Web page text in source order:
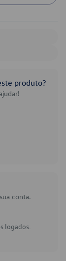
produto?
conta.
logados.